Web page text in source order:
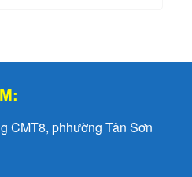
CMT8, phhường Tân Sơn